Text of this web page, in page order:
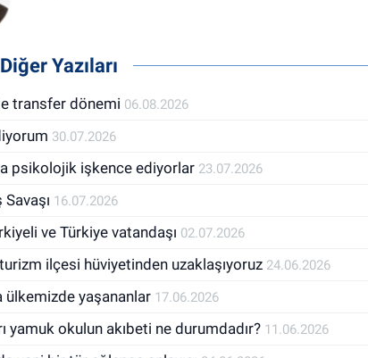
Yazıları
transfer dönemi 06.08.2026
30.07.2026
psikolojik işkence ediyorlar 23.07.2026
16.07.2026
ve Türkiye vatandaşı 02.07.2026
ilçesi hüviyetinden uzaklaşıyoruz 24.06.2026
ülkemizde yaşananlar 17.06.2026
yamuk okulun akıbeti ne durumdadır? 11.06.2026